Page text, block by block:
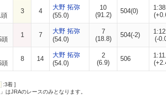
3 4
大野 拓弥
(55.0)
10
(91.2)
504(0)
頭
1 7
大野 拓弥
(54.0)
7
(18.8)
504(-2)
(-
頭
8 14
大野 拓弥
(54.0)
2
(6.9)
506
:3着 ]
はJRAのレースのみとなります。